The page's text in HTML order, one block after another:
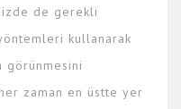
de gerekli
kullanarak
görünmesini
zaman en üstte yer